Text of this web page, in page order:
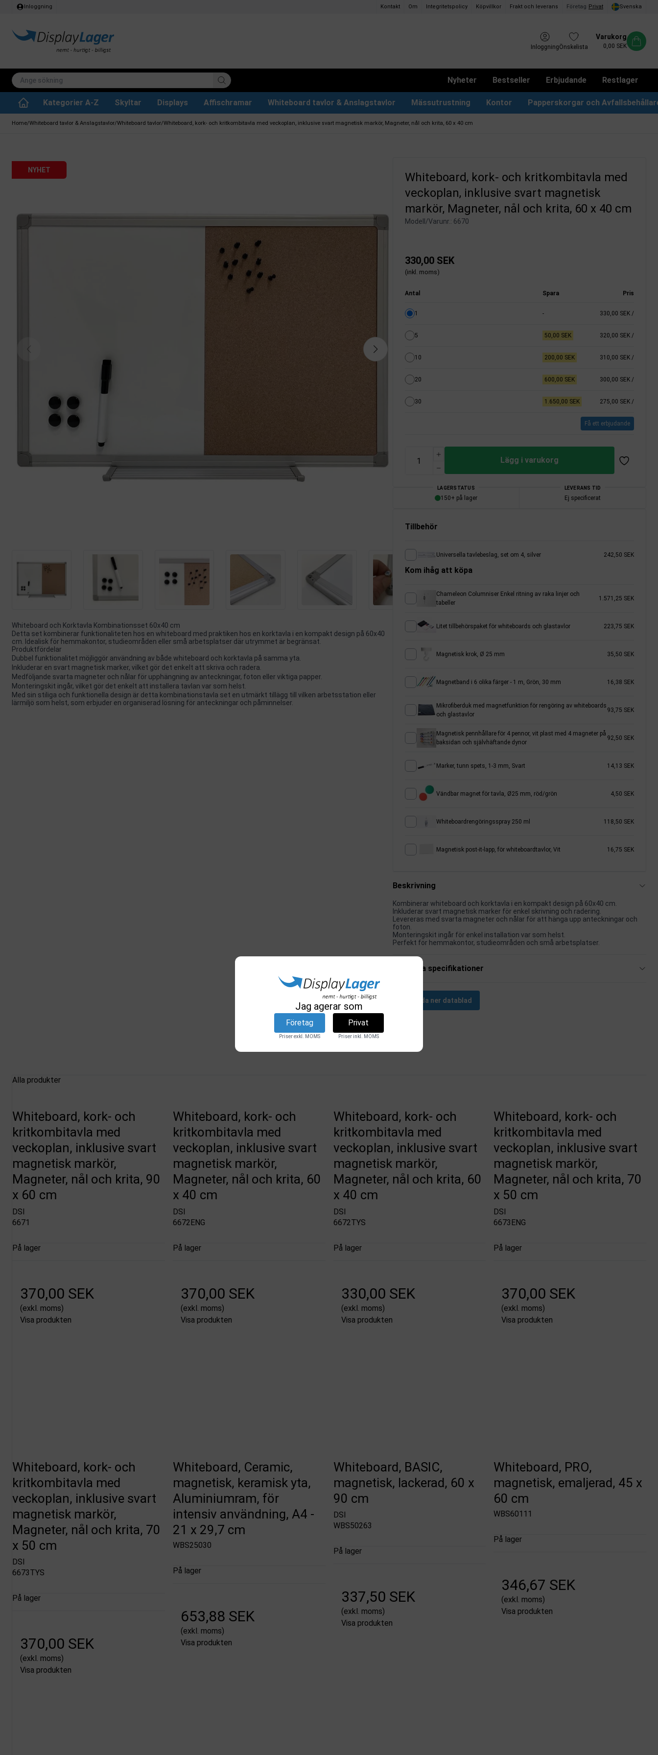
Inloggning Kontakt Om Integritetspolicy Köpvillkor Frakt och leverans Företag Privat Svenska
InloggningÖnskelista
Varukorg
0,00 SEK
Nyheter Bestseller Erbjudande Restlager
Kategorier A-Z Skyltar Displays Affischramar Whiteboard tavlor & Anslagstavlor Mässutrustning Kontor Papperskorgar och
Home/Whiteboard tavlor & Anslagstavlor/Whiteboard tavlor/Whiteboard, kork- och kritkombitavla med veckoplan, inklusive svart magnetisk markör, Magneter, nål och krita, 60 x 40 cm
NYHET
Whiteboard och Korktavla Kombinationsset 60x40 cm
Detta set kombinerar funktionaliteten hos en whiteboard med praktiken hos en korktavla i en kompakt design på 60x40
cm. Idealisk för hemmakontor, studieområden eller små arbetsplatser där utrymmet är begränsat.
Produktfördelar
Dubbel funktionalitet möjliggör användning av både whiteboard och korktavla på samma yta.
Inkluderar en svart magnetisk marker, vilket gör det enkelt att skriva och radera.
Medföljande svarta magneter och nålar för upphängning av anteckningar, foton eller viktiga papper.
Monteringskit ingår, vilket gör det enkelt att installera tavlan var som helst.
Med sin stiliga och funktionella design är detta kombinationstavla set en utmärkt tillägg till vilken arbetsstation eller
lärmiljö som helst, som erbjuder en organiserad lösning för anteckningar och påminnelser.
Whiteboard, kork- och kritkombitavla med
veckoplan, inklusive svart magnetisk
markör, Magneter, nål och krita, 60 x 40 cm
Modell/Varunr.: 6670
330,00 SEK
(inkl. moms)
Antal Spara Pris
1 - 330,00 SEK /
5 50,00 SEK 320,00 SEK /
10 200,00 SEK 310,00 SEK /
20 600,00 SEK 300,00 SEK /
30 1.650,00 SEK 275,00 SEK /
Få ett erbjudande
Lägg i varukorg
LAGERSTATUS
150+ på lager
LEVERANS TID
Ej specificerat
Tillbehör
Universella tavlebeslag, set om 4, silver 242,50 SEK
Kom ihåg att köpa
Chameleon Columniser Enkel ritning av raka linjer och
tabeller
1.571,25 SEK
Litet tillbehörspaket för whiteboards och glastavlor 223,75 SEK
Magnetisk krok, Ø 25 mm 35,50 SEK
Magnetband i 6 olika färger - 1 m, Grön, 30 mm 16,38 SEK
Mikrofiberduk med magnetfunktion för rengöring av whiteboards
och glastavlor
93,75 SEK
Magnetisk pennhållare för 4 pennor, vit plast med 4 magneter på
baksidan och självhäftande dynor
92,50 SEK
Marker, tunn spets, 1-3 mm, Svart 14,13 SEK
Vändbar magnet för tavla, Ø25 mm, röd/grön 4,50 SEK
Whiteboardrengöringsspray 250 ml 118,50 SEK
Magnetisk post-it-lapp, för whiteboardtavlor, Vit 16,75 SEK
Beskrivning
Kombinerar whiteboard och korktavla i en kompakt design på 60x40 cm.
Inkluderar svart magnetisk marker för enkel skrivning och radering.
Levereras med svarta magneter och nålar för att hänga upp anteckningar och
foton.
Monteringskit ingår för enkel installation var som helst.
Perfekt för hemmakontor, studieområden och små arbetsplatser.
Tekniska specifikationer
Ladda ner datablad
Relaterade produkter
Alla produkter
Whiteboard, kork- och
kritkombitavla med
veckoplan, inklusive svart
magnetisk markör,
Magneter, nål och krita, 90
x 60 cm
DSI
6671
På lager
370,00 SEK
(exkl. moms)
Visa produkten
Whiteboard, kork- och
kritkombitavla med
veckoplan, inklusive svart
magnetisk markör,
Magneter, nål och krita, 60
x 40 cm
DSI
6672ENG
På lager
370,00 SEK
(exkl. moms)
Visa produkten
Whiteboard, kork- och
kritkombitavla med
veckoplan, inklusive svart
magnetisk markör,
Magneter, nål och krita, 60
x 40 cm
DSI
6672TYS
På lager
330,00 SEK
(exkl. moms)
Visa produkten
Whiteboard, kork- och
kritkombitavla med
veckoplan, inklusive svart
magnetisk markör,
Magneter, nål och krita, 70
x 50 cm
DSI
6673ENG
På lager
370,00 SEK
(exkl. moms)
Visa produkten
Whiteboard, kork- och
kritkombitavla med
veckoplan, inklusive svart
magnetisk markör,
Magneter, nål och krita, 70
x 50 cm
DSI
6673TYS
På lager
370,00 SEK
(exkl. moms)
Visa produkten
Whiteboard, Ceramic,
magnetisk, keramisk yta,
Aluminiumram, för
intensiv användning, A4 -
21 x 29,7 cm
WBS25030
På lager
653,88 SEK
(exkl. moms)
Visa produkten
Whiteboard, BASIC,
magnetisk, lackerad, 60 x
90 cm
DSI
WBS50263
På lager
337,50 SEK
(exkl. moms)
Visa produkten
Whiteboard, PRO,
magnetisk, emaljerad, 45 x
60 cm
WBS60111
På lager
346,67 SEK
(exkl. moms)
Visa produkten
Jag agerar som
Företag
Priser exkl. MOMS
Privat
Priser inkl. MOMS